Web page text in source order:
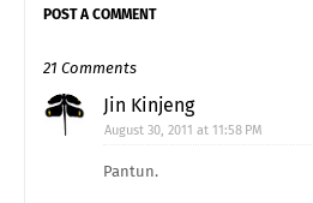
POST A COMMENT
21 Comments
Jin Kinjeng
August 30, 2011 at 11:58 PM
Pantun.